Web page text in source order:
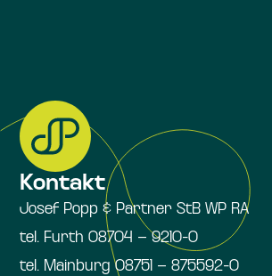
Kontakt
Josef Popp & Partner StB WP RA
tel. Furth 08704 – 9210-0
tel. Mainburg 08751 – 875592-0